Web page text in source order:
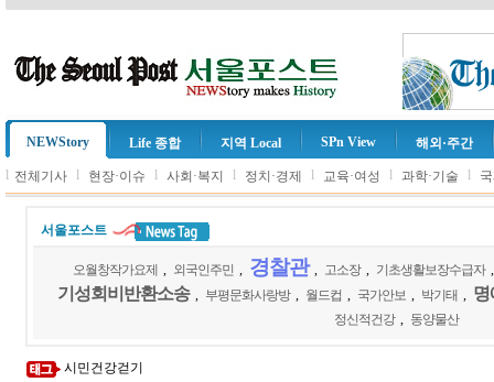
NEWStory Life 종합 지역 Local SPn View 해외·주간
l 전체기사 l 현장·이슈 l 사회·복지 l 정치·경제 l 교육·여성 l 과학·기술 l
서울포스트
오월창작가요제 외국인주민 경찰관 고소장 기초생활보장수급자
기성회비반환소송 부평문화사랑방 월드컵 국가안보 박기태 명
정신적건강 동양물산
시민건강걷기